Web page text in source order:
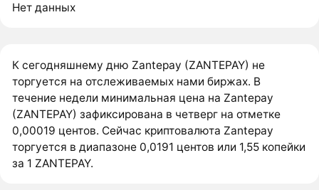
Нет данных
К сегодняшнему дню Zantepay (ZANTEPAY) не
торгуется на отслеживаемых нами биржах. В
течение недели минимальная цена на Zantepay
(ZANTEPAY) зафиксирована в четверг на отметке
0,00019 центов. Сейчас криптовалюта Zantepay
торгуется в диапазоне 0,0191 центов или 1,55 копейки
за 1 ZANTEPAY.